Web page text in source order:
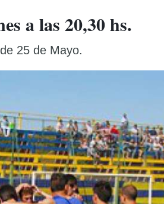
a las 20,30 hs.
25 de Mayo.